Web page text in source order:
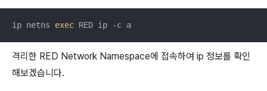
ip netns exec RED ip -c a
격리한 RED Network Namespace에 접속하여 ip 정보를 확인
해보겠습니다.